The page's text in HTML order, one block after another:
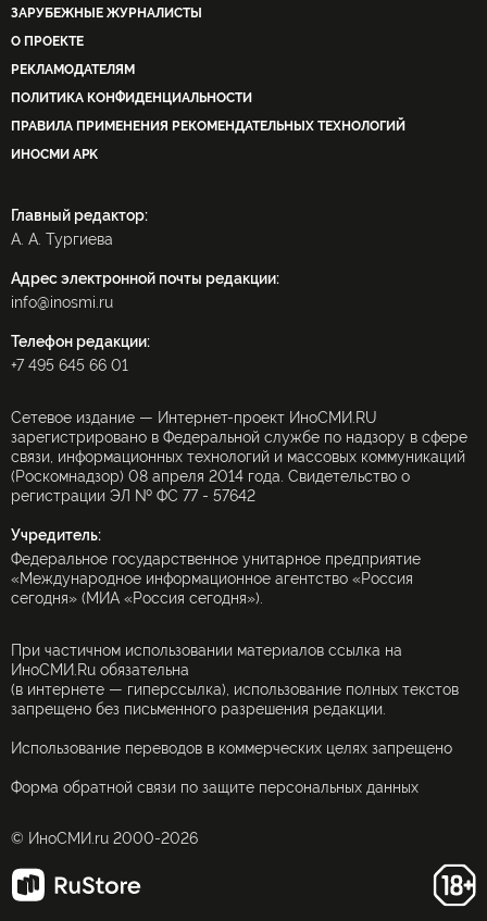
ЗАРУБЕЖНЫЕ ЖУРНАЛИСТЫ
О ПРОЕКТЕ
РЕКЛАМОДАТЕЛЯМ
ПОЛИТИКА КОНФИДЕНЦИАЛЬНОСТИ
ПРАВИЛА ПРИМЕНЕНИЯ РЕКОМЕНДАТЕЛЬНЫХ ТЕХНОЛОГИЙ
ИНОСМИ APK
Главный редактор:
А. А. Тургиева
Адрес электронной почты редакции:
info@inosmi.ru
Телефон редакции:
+7 495 645 66 01
Сетевое издание — Интернет-проект ИноСМИ.RU
зарегистрировано в Федеральной службе по надзору в сфере
связи, информационных технологий и массовых коммуникаций
(Роскомнадзор) 08 апреля 2014 года. Свидетельство о
регистрации ЭЛ № ФС 77 - 57642
Учредитель:
Федеральное государственное унитарное предприятие
«Международное информационное агентство «Россия
сегодня» (МИА «Россия сегодня»).
При частичном использовании материалов ссылка на
ИноСМИ.Ru обязательна
(в интернете — гиперссылка), использование полных текстов
запрещено без письменного разрешения редакции.
Использование переводов в коммерческих целях запрещено
Форма обратной связи по защите персональных данных
© ИноСМИ.ru 2000-2026